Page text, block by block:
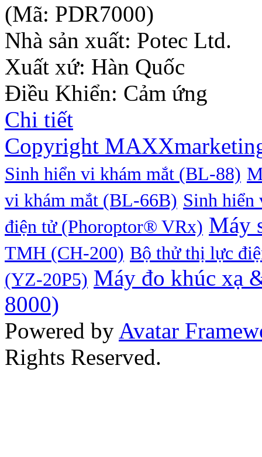
(Mã: PDR7000)
Nhà sản xuất: Potec Ltd.
Xuất xứ: Hàn Quốc
Điều Khiển: Cảm ứng
Chi tiết
Copyright
Sinh hiển vi khám mắt (BL-88)
vi khám mắt (BL-66B) Sinh hiển
điện tử (Phoroptor® VRx) Máy
TMH (CH-200) Bộ thử thị lực
(YZ-20P5) Máy đo khúc xạ
8000)
Powered by Avatar
Rights Reserved.